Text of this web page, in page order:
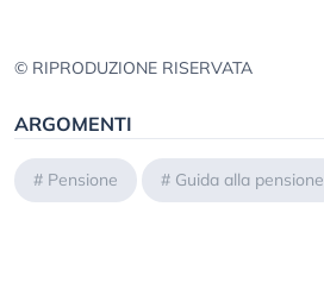
© RIPRODUZIONE RISERVATA
ARGOMENTI
# Pensione # Guida alla pensione